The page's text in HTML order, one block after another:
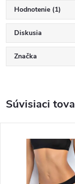
Hodnotenie (1)
Diskusia
Značka
Súvisiaci